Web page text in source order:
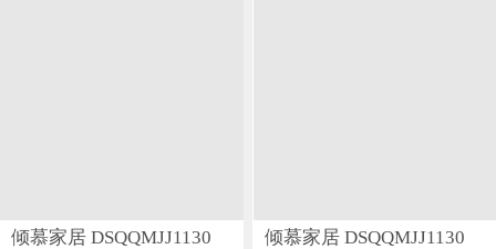
倾慕家居 DSQQMJJ1130 倾慕家居 DSQQMJJ1130